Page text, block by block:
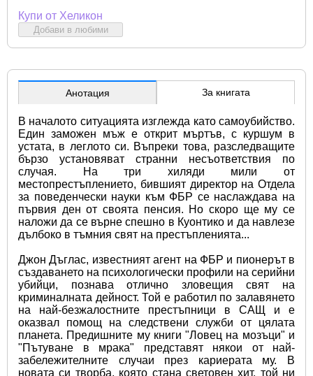
Купи от Хеликон
Добави в любими
Анотация За книгата
В началото ситуацията изглежда като самоубийство.
Един заможен мъж е открит мъртъв, с куршум в
устата, в леглото си. Въпреки това, разследващите
бързо установяват странни несъответствия по
случая. На три хиляди мили от
местопрестъплението, бившият директор на Отдела
за поведенчески науки към ФБР се наслаждава на
първия ден от своята пенсия. Но скоро ще му се
наложи да се върне спешно в Куонтико и да навлезе
дълбоко в тъмния свят на престъпленията...
Джон Дъглас, известният агент на ФБР и пионерът в
създаването на психологически профили на серийни
убийци, познава отлично зловещия свят на
криминалната дейност. Той е работил по залавянето
на най-безжалостните престъпници в САЩ и е
оказвал помощ на следствени служби от цялата
планета. Предишните му книги "Ловец на мозъци" и
"Пътуване в мрака" представят някои от най-
забележителните случаи през кариерата му. В
новата си творба, която стана световен хит, той ни